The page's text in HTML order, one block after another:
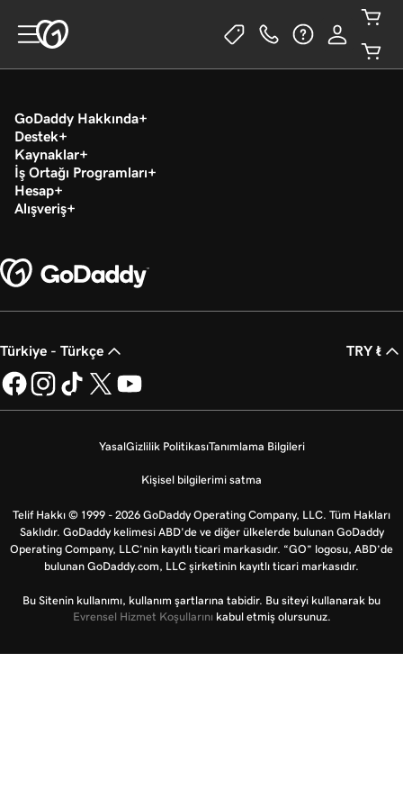
GoDaddy Hakkında
Destek
Kaynaklar
İş Ortağı Programları
Hesap
Alışveriş
Türkiye - Türkçe TRY ₺
YasalGizlilik PolitikasıTanımlama Bilgileri
Kişisel bilgilerimi satma
Telif Hakkı © 1999 - 2026 GoDaddy Operating Company, LLC. Tüm Hakları
Saklıdır. GoDaddy kelimesi ABD'de ve diğer ülkelerde bulunan GoDaddy
Operating Company, LLC’nin kayıtlı ticari markasıdır. “GO” logosu, ABD’de
bulunan GoDaddy.com, LLC şirketinin kayıtlı ticari markasıdır.
Bu Sitenin kullanımı, kullanım şartlarına tabidir. Bu siteyi kullanarak bu
Evrensel Hizmet Koşullarını kabul etmiş olursunuz.